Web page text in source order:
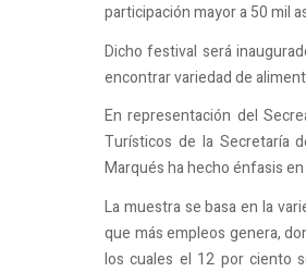
participación mayor a 50 mil
Dicho festival será
encontrar variedad de
En representación del
Turísticos de la Secretaría
Marqués ha hecho énfasis
La muestra se basa en la
que más empleos genera,
los cuales el 12 por ciento